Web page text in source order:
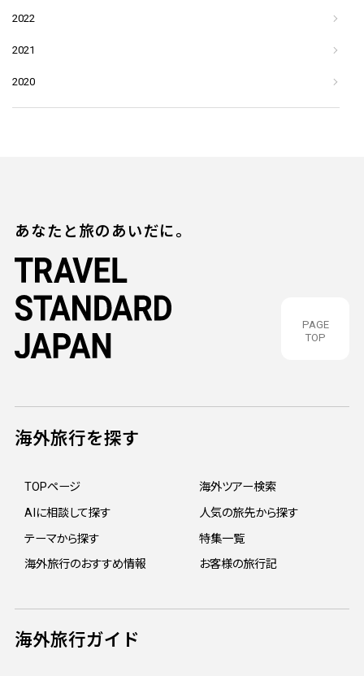
2022
2021
2020
PAGE
TOP
あなたと旅のあいだに。
海外旅行を探す
TOPページ
海外ツアー検索
AIに相談して探す
人気の旅先から探す
テーマから探す
特集一覧
海外旅行のおすすめ情報
お客様の旅行記
海外旅行ガイド